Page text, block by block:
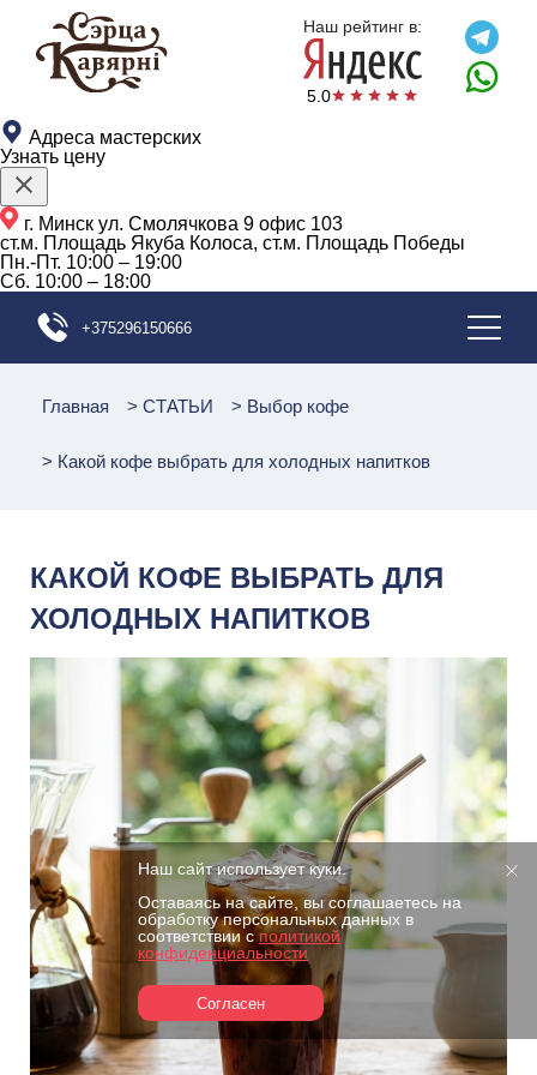
{{schemaOrganization}}
Наш рейтинг в:
5.0
Адреса мастерских
Узнать цену
г. Минск ул. Смолячкова 9 офис 103
ст.м. Площадь Якуба Колоса, ст.м. Площадь Победы
Пн.-Пт. 10:00 – 19:00
Сб. 10:00 – 18:00
+375296150666
Главная > СТАТЬИ > Выбор кофе
> Какой кофе выбрать для холодных напитков
КАКОЙ КОФЕ ВЫБРАТЬ ДЛЯ
ХОЛОДНЫХ НАПИТКОВ
Наш сайт использует куки.
Оставаясь на сайте, вы соглашаетесь на
обработку персональных данных в
соответствии сполитикой
конфиденциальности
Согласен